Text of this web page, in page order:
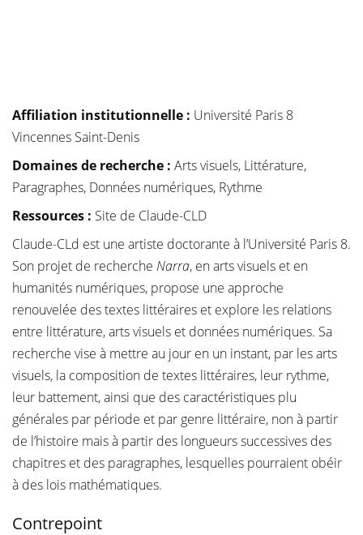
Affiliation institutionnelle : Université Paris 8
Vincennes Saint-Denis
Domaines de recherche : Arts visuels, Littérature,
Paragraphes, Données numériques, Rythme
Ressources : Site de Claude-CLD
Claude-CLd est une artiste doctorante à l’Université Paris 8.
Son projet de recherche Narra, en arts visuels et en
humanités numériques, propose une approche
renouvelée des textes littéraires et explore les relations
entre littérature, arts visuels et données numériques. Sa
recherche vise à mettre au jour en un instant, par les arts
visuels, la composition de textes littéraires, leur rythme,
leur battement, ainsi que des caractéristiques plu
générales par période et par genre littéraire, non à partir
de l’histoire mais à partir des longueurs successives des
chapitres et des paragraphes, lesquelles pourraient obéir
à des lois mathématiques.
Contrepoint